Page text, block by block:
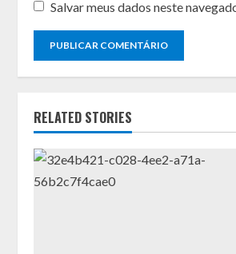
Salvar meus dados neste
RELATED STORIES